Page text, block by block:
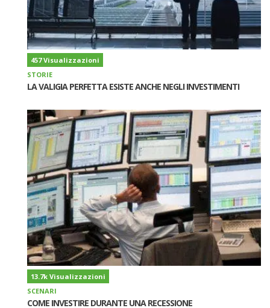
457 Visualizzazioni
STORIE
LA VALIGIA PERFETTA ESISTE ANCHE NEGLI INVESTIMENTI
13.7k Visualizzazioni
SCENARI
COME INVESTIRE DURANTE UNA RECESSIONE